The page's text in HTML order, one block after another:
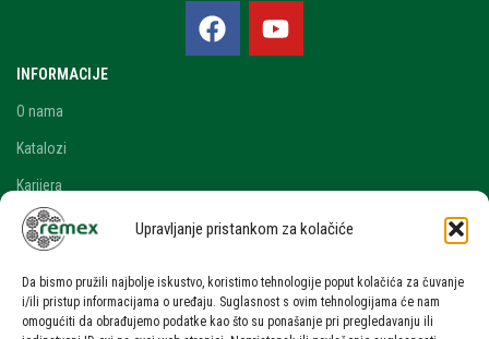
Upravljanje pristankom za kolačiće
Da bismo pružili najbolje iskustvo, koristimo tehnologije poput kolačića za čuvanje
i/ili pristup informacijama o uređaju. Suglasnost s ovim tehnologijama će nam
omogućiti da obrađujemo podatke kao što su ponašanje pri pregledavanju ili
INFORMACIJE
O nama
Katalozi
Karijera
Blog i novosti
RAČUN
Moj račun